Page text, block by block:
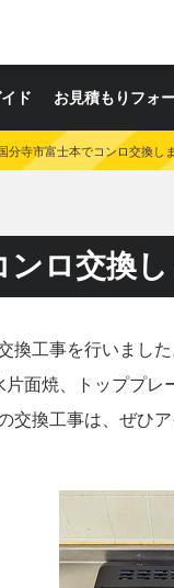
ド お見積もりフォ
国分寺市富士本でコンロ交換し
ンロ交換
換工事を行いまし
面焼、トッププ
交換工事は、ぜひ